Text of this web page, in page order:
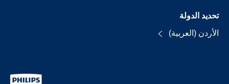
تحديد الدولة
الأردن (العربية)